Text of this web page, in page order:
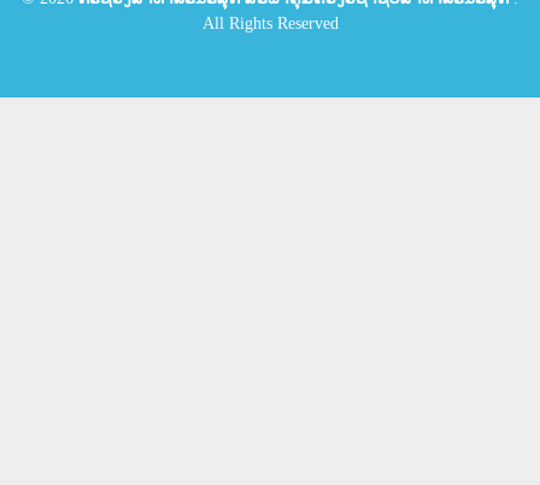
All Rights Reserved